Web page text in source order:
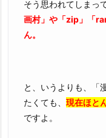
そう思われてしまっ
画村」や「zip」「
ん。
と、いうよりも、「
たくても、 現在ほと
ですよ。